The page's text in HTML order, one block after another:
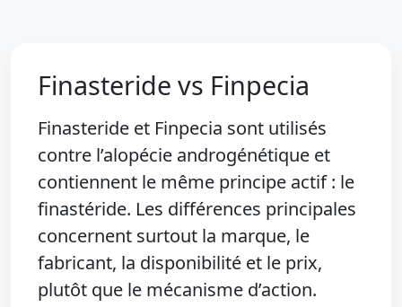
Finasteride vs Finpecia
Finasteride et Finpecia sont utilisés
contre l’alopécie androgénétique et
contiennent le même principe actif : le
finastéride. Les différences principales
concernent surtout la marque, le
fabricant, la disponibilité et le prix,
plutôt que le mécanisme d’action.